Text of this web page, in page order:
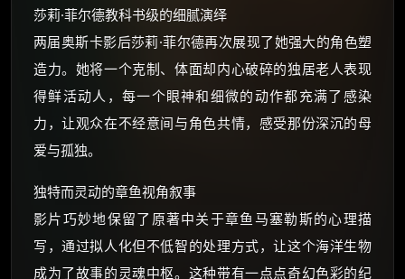
莎莉·菲尔德教科书级的细腻演绎
两届奥斯卡影后莎莉·菲尔德再次展现了她强大的角色塑
造力。她将一个克制、体面却内心破碎的独居老人表现
得鲜活动人，每一个眼神和细微的动作都充满了感染
力，让观众在不经意间与角色共情，感受那份深沉的母
爱与孤独。
独特而灵动的章鱼视角叙事
影片巧妙地保留了原著中关于章鱼马塞勒斯的心理描
写，通过拟人化但不低智的处理方式，让这个海洋生物
成为了故事的灵魂中枢。这种带有一点点奇幻色彩的纪